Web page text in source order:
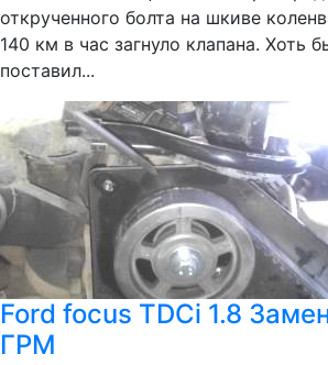
открученного болта на шкиве
140 км в час загнуло клапана. Хоть
поставил...
Ford focus TDCi 1.8
ГРМ